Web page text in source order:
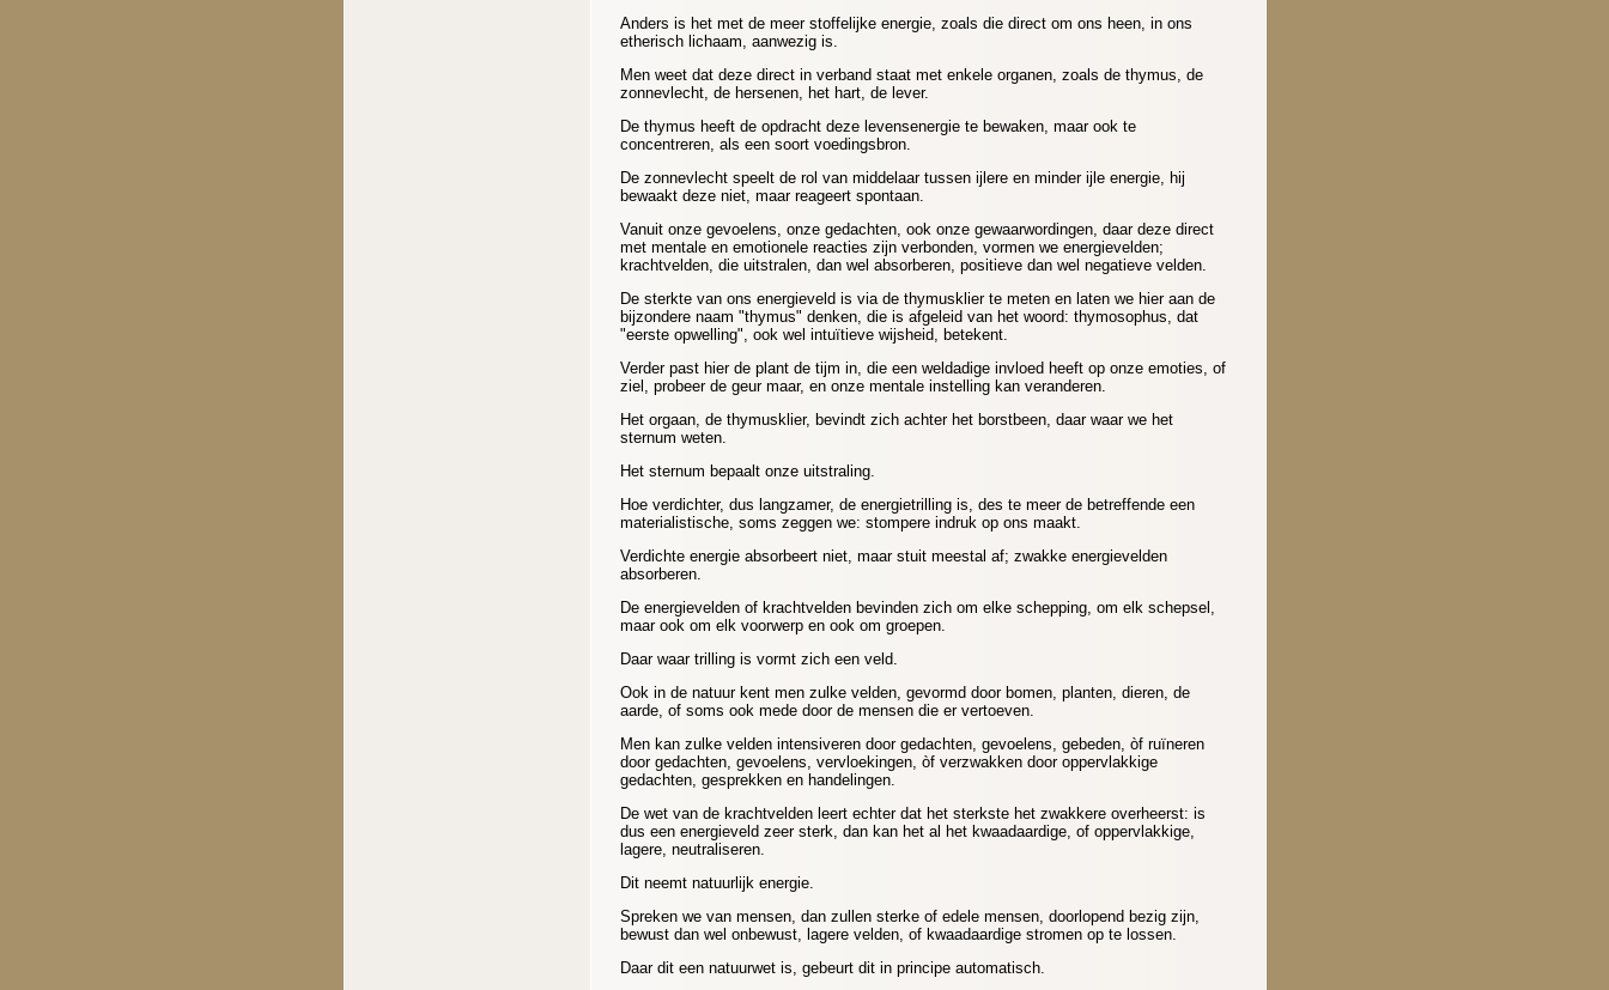
Anders is het met de meer stoffelijke energie, zoals die direct om ons heen, in ons
etherisch lichaam, aanwezig is.
Men weet dat deze direct in verband staat met enkele organen, zoals de thymus, de
zonnevlecht, de hersenen, het hart, de lever.
De thymus heeft de opdracht deze levensenergie te bewaken, maar ook te
concentreren, als een soort voedingsbron.
De zonnevlecht speelt de rol van middelaar tussen ijlere en minder ijle energie, hij
bewaakt deze niet, maar reageert spontaan.
Vanuit onze gevoelens, onze gedachten, ook onze gewaarwordingen, daar deze direct
met mentale en emotionele reacties zijn verbonden, vormen we energievelden;
krachtvelden, die uitstralen, dan wel absorberen, positieve dan wel negatieve velden.
De sterkte van ons energieveld is via de thymusklier te meten en laten we hier aan de
bijzondere naam "thymus" denken, die is afgeleid van het woord: thymosophus, dat
"eerste opwelling", ook wel intuïtieve wijsheid, betekent.
Verder past hier de plant de tijm in, die een weldadige invloed heeft op onze emoties, of
ziel, probeer de geur maar, en onze mentale instelling kan veranderen.
Het orgaan, de thymusklier, bevindt zich achter het borstbeen, daar waar we het
sternum weten.
Het sternum bepaalt onze uitstraling.
Hoe verdichter, dus langzamer, de energietrilling is, des te meer de betreffende een
materialistische, soms zeggen we: stompere indruk op ons maakt.
Verdichte energie absorbeert niet, maar stuit meestal af; zwakke energievelden
absorberen.
De energievelden of krachtvelden bevinden zich om elke schepping, om elk schepsel,
maar ook om elk voorwerp en ook om groepen.
Daar waar trilling is vormt zich een veld.
Ook in de natuur kent men zulke velden, gevormd door bomen, planten, dieren, de
aarde, of soms ook mede door de mensen die er vertoeven.
Men kan zulke velden intensiveren door gedachten, gevoelens, gebeden, òf ruïneren
door gedachten, gevoelens, vervloekingen, òf verzwakken door oppervlakkige
gedachten, gesprekken en handelingen.
De wet van de krachtvelden leert echter dat het sterkste het zwakkere overheerst: is
dus een energieveld zeer sterk, dan kan het al het kwaadaardige, of oppervlakkige,
lagere, neutraliseren.
Dit neemt natuurlijk energie.
Spreken we van mensen, dan zullen sterke of edele mensen, doorlopend bezig zijn,
bewust dan wel onbewust, lagere velden, of kwaadaardige stromen op te lossen.
Daar dit een natuurwet is, gebeurt dit in principe automatisch.